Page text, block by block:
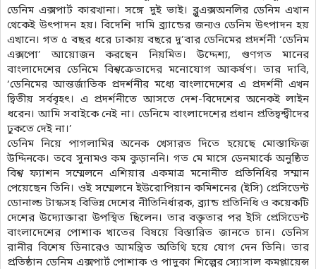
ডেনিম এক্সপার্ট কারখানা। সঙ্গে দুই ভাই। ব্লুএক্সঅনলির ডেনিম এখান
থেকেই উৎপাদন হয়। বিদেশি দামি ব্র্যান্ডের জন্যও ডেনিম উৎপাদন হয়
এখানে। গত ৫ বছর ধরে ঢাকায় বছরে দু’বার ডেনিমের প্রদর্শনী ‘ডেনিম
এক্সপো’ আয়োজন করছেন নিয়মিত। উদ্দেশ্য, গুণগত মানের
বাংলাদেশের ডেনিমে বিশ্বক্রেতাদের মনোযোগ আকর্ষণ। তার দাবি,
‘ডেনিমের আন্তর্জাতিক প্রদর্শনীর মধ্যে বাংলাদেশের এ প্রদর্শনী এখন
দ্বিতীয় সর্ববৃহৎ। এ প্রদর্শনীতে আসতে দেশ-বিদেশের অনেকই লাইন
ধরেন। আমি সবাইকে নেই না। ডেনিমে বাংলাদেশের প্রধান প্রতিদ্বন্দ্বীদের
ঢুকতে দেই না।’
ডেনিম নিয়ে পাগলামির অনেক খেসারত দিতে হয়েছে মোস্তাফিজ
উদ্দিনকে। তবে সুনামও কম কুড়াননি। গত মে মাসে ডেনমার্কে অনুষ্ঠিত
বিশ্ব ফ্যাশন সম্মেলনে এশিয়ার একমাত্র মনোনীত প্রতিনিধির সম্মান
পেয়েছেন তিনি। ওই সম্মেলনে ইউরোপিয়ান কমিশনের (ইসি) প্রেসিডেন্ট
ডোনাল্ড টাস্কসহ বিভিন্ন দেশের নীতিনির্ধারক, ব্র্যান্ড প্রতিনিধি ও কয়েকটি
দেশের উদ্যোক্তারা উপস্থিত ছিলেন। তার বক্তৃতার পর ইসি প্রেসিডেন্ট
বাংলাদেশের পোশাক খাতের বিষয়ে বিস্তারিত জানতে চান। ডেনিস
রানীর বিশেষ ডিনারেও আমন্ত্রিত অতিথি হয়ে যোগ দেন তিনি। তার
প্রতিষ্ঠান ডেনিম এক্সপার্ট পোশাক ও পাদুকা শিল্পের স্যোসাল কমপ্লায়েন্স